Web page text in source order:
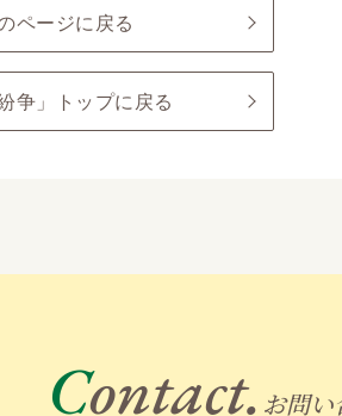
ページに戻る
争」トップに戻る
Contact. お問